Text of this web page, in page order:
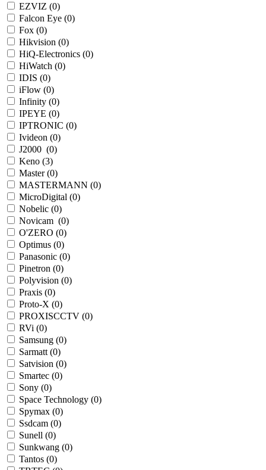
EZVIZ (0)
Falcon Eye (0)
Fox (0)
Hikvision (0)
HiQ-Electronics (0)
HiWatch (0)
IDIS (0)
iFlow (0)
Infinity (0)
IPEYE (0)
IPTRONIC (0)
Ivideon (0)
J2000 (0)
Keno (3)
Master (0)
MASTERMANN (0)
MicroDigital (0)
Nobelic (0)
Novicam (0)
O'ZERO (0)
Optimus (0)
Panasonic (0)
Pinetron (0)
Polyvision (0)
Praxis (0)
Proto-X (0)
PROXISCCTV (0)
RVi (0)
Samsung (0)
Sarmatt (0)
Satvision (0)
Smartec (0)
Sony (0)
Space Technology (0)
Spymax (0)
Ssdcam (0)
Sunell (0)
Sunkwang (0)
Tantos (0)